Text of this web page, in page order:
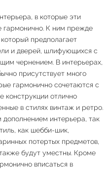
в которые эти
гармонично. К ним прежде
предполагает
и дверей, шлифующихся с
чернением. В интерьерах,
присутствует много
гармонично сочетаются с
конструкции отлично
в стилях винтаж и ретро.
дополнением интерьера, так
как шебби-шик,
потертых предметов,
будут уместны. Кроме
вписаться в